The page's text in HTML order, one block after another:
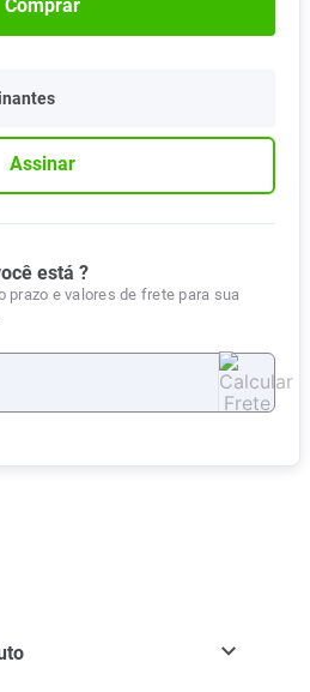
Comprar
Assinar
está ?
prazo e valores de frete para sua